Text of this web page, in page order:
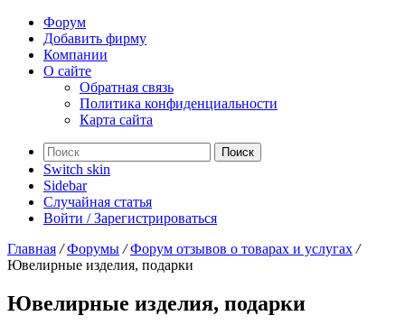
Форум
Добавить фирму
Компании
О сайте
Обратная связь
Политика конфиденциальности
Карта сайта
Поиск
Switch skin
Sidebar
Случайная статья
Войти / Зарегистрироваться
Главная / Форумы / Форум отзывов о товарах и услугах /
Ювелирные изделия, подарки
Ювелирные изделия, подарки